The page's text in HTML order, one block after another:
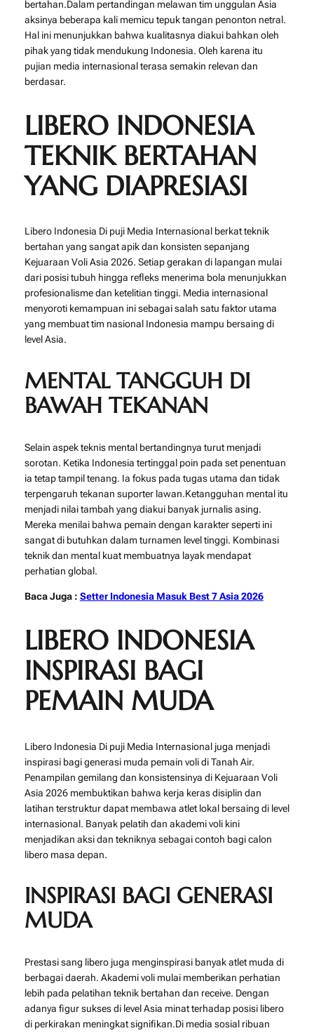
bertahan.Dalam pertandingan melawan tim unggulan Asia
aksinya beberapa kali memicu tepuk tangan penonton netral.
Hal ini menunjukkan bahwa kualitasnya diakui bahkan oleh
pihak yang tidak mendukung Indonesia. Oleh karena itu
pujian media internasional terasa semakin relevan dan
berdasar.
LIBERO INDONESIA
TEKNIK BERTAHAN
YANG DIAPRESIASI
Libero Indonesia Di puji Media Internasional berkat teknik
bertahan yang sangat apik dan konsisten sepanjang
Kejuaraan Voli Asia 2026. Setiap gerakan di lapangan mulai
dari posisi tubuh hingga refleks menerima bola menunjukkan
profesionalisme dan ketelitian tinggi. Media internasional
menyoroti kemampuan ini sebagai salah satu faktor utama
yang membuat tim nasional Indonesia mampu bersaing di
level Asia.
MENTAL TANGGUH DI
BAWAH TEKANAN
Selain aspek teknis mental bertandingnya turut menjadi
sorotan. Ketika Indonesia tertinggal poin pada set penentuan
ia tetap tampil tenang. Ia fokus pada tugas utama dan tidak
terpengaruh tekanan suporter lawan.Ketangguhan mental itu
menjadi nilai tambah yang diakui banyak jurnalis asing.
Mereka menilai bahwa pemain dengan karakter seperti ini
sangat di butuhkan dalam turnamen level tinggi. Kombinasi
teknik dan mental kuat membuatnya layak mendapat
perhatian global.
Baca Juga : Setter Indonesia Masuk Best 7 Asia 2026
LIBERO INDONESIA
INSPIRASI BAGI
PEMAIN MUDA
Libero Indonesia Di puji Media Internasional juga menjadi
inspirasi bagi generasi muda pemain voli di Tanah Air.
Penampilan gemilang dan konsistensinya di Kejuaraan Voli
Asia 2026 membuktikan bahwa kerja keras disiplin dan
latihan terstruktur dapat membawa atlet lokal bersaing di level
internasional. Banyak pelatih dan akademi voli kini
menjadikan aksi dan tekniknya sebagai contoh bagi calon
libero masa depan.
INSPIRASI BAGI GENERASI
MUDA
Prestasi sang libero juga menginspirasi banyak atlet muda di
berbagai daerah. Akademi voli mulai memberikan perhatian
lebih pada pelatihan teknik bertahan dan receive. Dengan
adanya figur sukses di level Asia minat terhadap posisi libero
di perkirakan meningkat signifikan.Di media sosial ribuan